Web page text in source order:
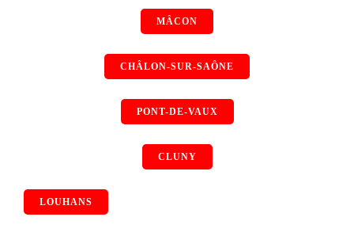
MÂCON
CHÂLON-SUR-SAÔNE
PONT-DE-VAUX
CLUNY
LOUHANS